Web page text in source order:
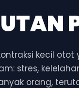
kecil
stres,
orang,